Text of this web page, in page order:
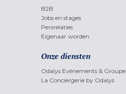
B2B
Jobs en stages
Persrelaties
Eigenaar worden
Onze diensten
Odalys Evènements & Groupe
La Conciergerie by Odalys